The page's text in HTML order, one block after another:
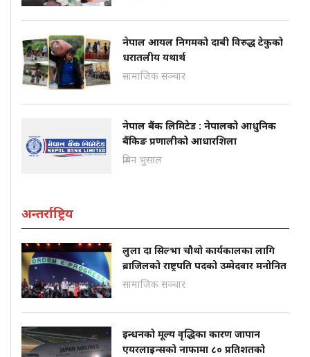
नेपाल आयल निगमको दाबी विरुद्ध टेकुको
धरातलीय यथार्थ
सामाजिक सञ्चार
नेपाल बैंक लिमिटेड : नेपालको आधुनिक
बैंकिङ प्रणालीको आधारशिला
प्रबिन भुसाल
अन्तर्राष्ट्रिय
लुला दा सिल्भा चौथो कार्यकालका लागि
ब्राजिलको राष्ट्रपति पदको उम्मेदवार मनोनित
सामाजिक सञ्चार
इन्धनको मूल्य वृद्धिका कारण जापान
एयरलाइन्सको नाफामा ८० प्रतिशतको